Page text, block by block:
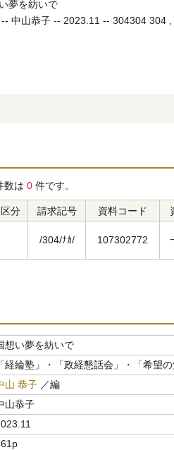
夢を紡いで
中山恭子 -- 2023.11 -- 304304 304
数は 0 件です。
分 請求記号 資料コード
/304/ﾅｶ/ 107302772
想い夢を紡いで
「経綸塾」・「政経懇話会」・「希望
山 恭子 ／編
山恭子